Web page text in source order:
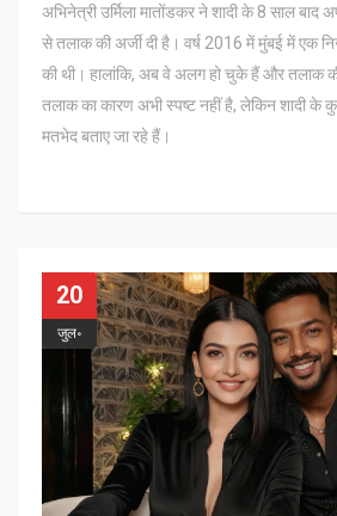
अभिनेत्री उर्मिला मातोंडकर ने शादी के 8 साल बाद
से तलाक की अर्जी दी है। वर्ष 2016 में मुंबई में एक
की थी। हालांकि, अब वे अलग हो चुके हैं और तलाक
तलाक का कारण अभी स्पष्ट नहीं है, लेकिन शादी के
मतभेद बताए जा रहे हैं।
20
जुल॰